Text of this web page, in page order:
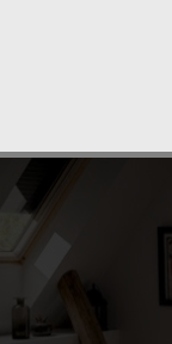
minimizaremos